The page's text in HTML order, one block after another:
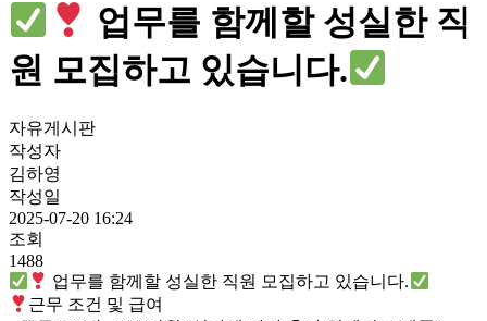
업무를 함께할 성실한 직
원 모집하고 있습니다.
자유게시판
작성자
김하영
작성일
2025-07-20 16:24
조회
1488
업무를 함께할 성실한 직원 모집하고 있습니다.
근무 조건 및 급여